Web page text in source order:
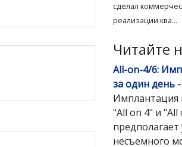
сделал
реализации ква...
Читайте
All-on-4/6:
за один день
Имплантация
"All on 4" и "All
предполагает
несъемного